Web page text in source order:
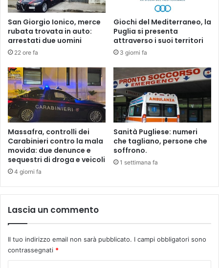
R
M
E
R
C
A
T
O
p
e
n
e
i
l
C
a
m
p
i
o
n
a
t
s
i
e
A
San Giorgio Ionico, merce
rubata trovata in auto:
arrestati due uomini
22 ore fa
Giochi del Mediterraneo, la
Puglia si presenta
attraverso i suoi territori
3 giorni fa
Massafra, controlli dei
Carabinieri contro la mala
movida: due denunce e
sequestri di droga e veicoli
4 giorni fa
Sanità Pugliese: numeri
che tagliano, persone che
soffrono.
1 settimana fa
Lascia un commento
Il tuo indirizzo email non sarà pubblicato. I campi obbligatori sono
contrassegnati *